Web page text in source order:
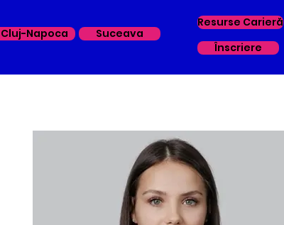
Cluj-Napoca Suceava
Resurse Carieră
Înscriere